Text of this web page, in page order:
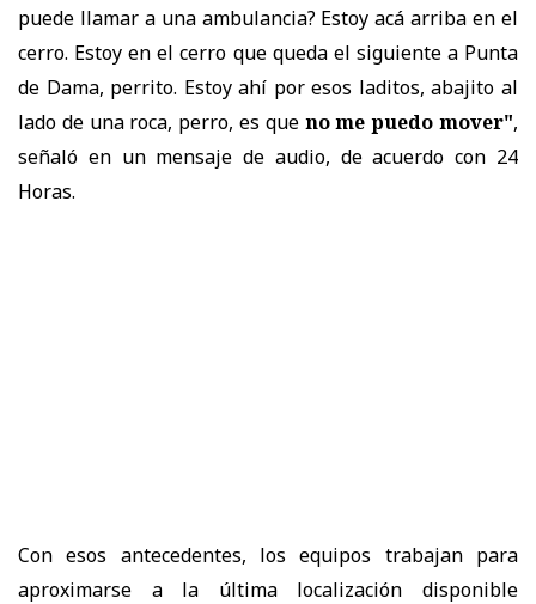
puede llamar a una ambulancia? Estoy acá arriba en el
cerro. Estoy en el cerro que queda el siguiente a Punta
de Dama, perrito. Estoy ahí por esos laditos, abajito al
lado de una roca, perro, es que no me puedo mover",
señaló en un mensaje de audio, de acuerdo con 24
Horas.
Con esos antecedentes, los equipos trabajan para
aproximarse a la última localización disponible